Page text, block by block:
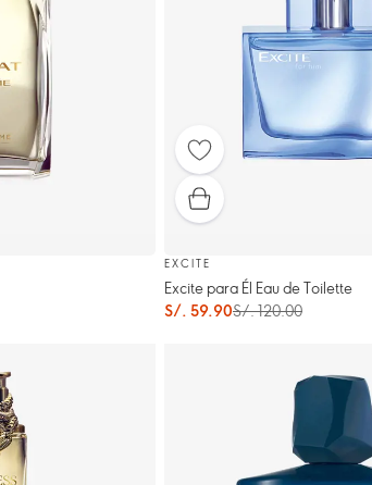
EXCITE
Excite para Él Eau de Toilette
S/. 59.90S/. 120.00